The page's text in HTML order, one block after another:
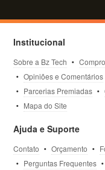
Institucional
Sobre a Bz Tech
Opiniões e Comentários
Parcerias Premiadas
Mapa do Site
Ajuda e Suporte
Contato Orçamento
Perguntas Frequentes